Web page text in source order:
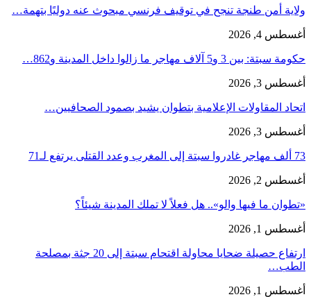
ولاية أمن طنجة تنجح في توقيف فرنسي مبحوث عنه دوليًا بتهمة…
أغسطس 4, 2026
حكومة سبتة: بين 3 و5 آلاف مهاجر ما زالوا داخل المدينة و862…
أغسطس 3, 2026
اتحاد المقاولات الإعلامية بتطوان يشيد بصمود الصحافيين…
أغسطس 3, 2026
73 ألف مهاجر غادروا سبتة إلى المغرب وعدد القتلى يرتفع لـ71
أغسطس 2, 2026
«تطوان ما فيها والو».. هل فعلاً لا تملك المدينة شيئاً؟
أغسطس 1, 2026
ارتفاع حصيلة ضحايا محاولة اقتحام سبتة إلى 20 جثة بمصلحة
الطب…
أغسطس 1, 2026